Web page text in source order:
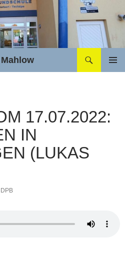
17.07.2022:
IN
(LUKAS
DPB